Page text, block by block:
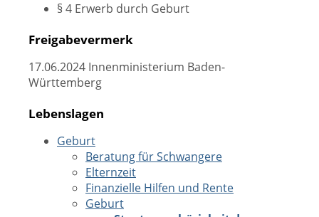
§ 4 Erwerb durch Geburt
Freigabevermerk
17.06.2024 Innenministerium Baden-
Württemberg
Lebenslagen
Geburt
Beratung für Schwangere
Elternzeit
Finanzielle Hilfen und Rente
Geburt